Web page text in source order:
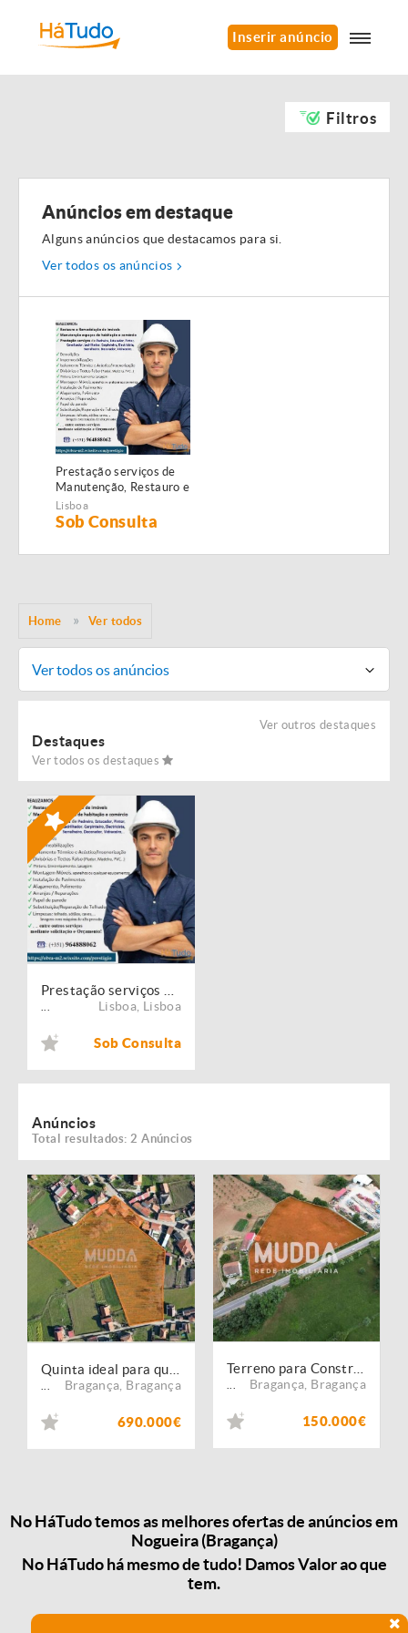
Inserir anúncio
Filtros
Anúncios em destaque
Alguns anúncios que destacamos para si.
Ver todos os anúncios
Prestação serviços de
Manutenção, Restauro e
Remodelação de
imóveis!
Lisboa
Sob Consulta
Home Ver todos
Ver todos os anúncios
Ver outros destaques
Destaques
Ver todos os destaques
Lisboa Lisboa
Sob Consulta
Anúncios
Total resultados: 2 Anúncios
Bragança Bragança
690.000€
Bragança Bragança
150.000€
No HáTudo temos as melhores ofertas de anúncios em
Nogueira (Bragança)
No HáTudo há mesmo de tudo! Damos Valor ao que
tem.